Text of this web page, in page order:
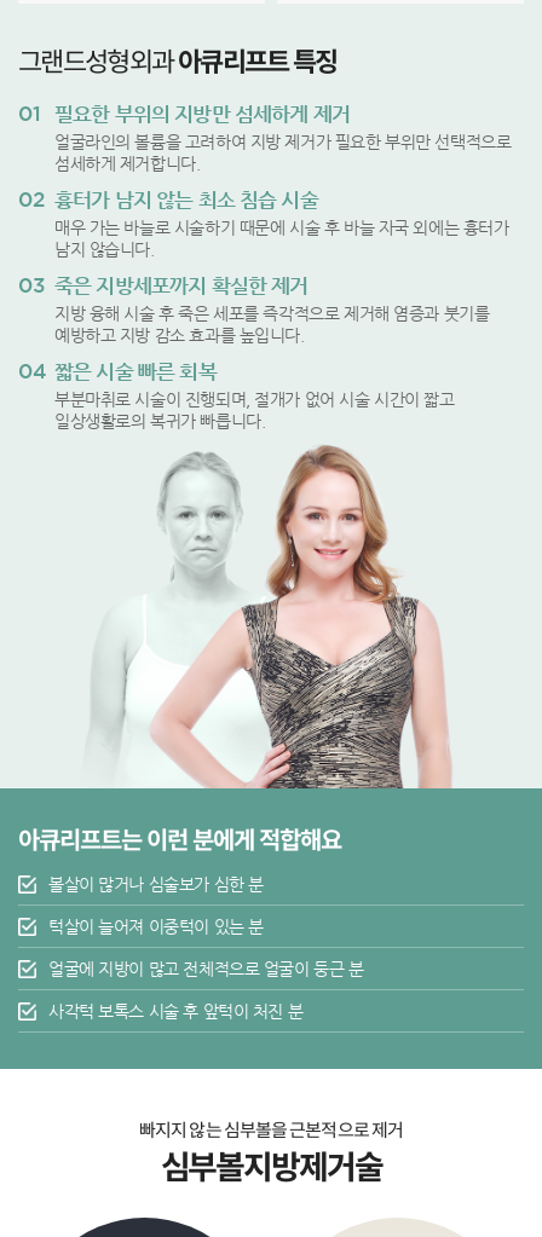
그랜드성형외과아큐리프트 특징
01 필요한 부위의 지방만 섬세하게 제거
얼굴라인의 볼륨을 고려하여 지방 제거가 필요한 부위만 선택적으로
섬세하게 제거합니다.
02 흉터가 남지 않는 최소 침습 시술
매우 가는 바늘로 시술하기 때문에 시술 후 바늘 자국 외에는 흉터가
남지 않습니다.
03 죽은 지방세포까지 확실한 제거
지방 융해 시술 후 죽은 세포를 즉각적으로 제거해 염증과 붓기를
예방하고 지방 감소 효과를 높입니다.
04 짧은 시술 빠른 회복
부분마취로 시술이 진행되며, 절개가 없어 시술 시간이 짧고
일상생활로의 복귀가 빠릅니다.
아큐리프트는 이런 분에게 적합해요
볼살이 많거나 심술보가 심한 분
턱살이 늘어져 이중턱이 있는 분
얼굴에 지방이 많고 전체적으로 얼굴이 둥근 분
사각턱 보톡스 시술 후 앞턱이 처진 분
빠지지 않는 심부볼을 근본적으로 제거
심부볼지방제거술